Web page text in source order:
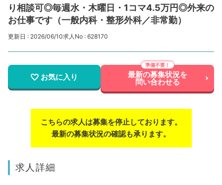
り相談可◎毎週水・木曜日・1コマ4.5万円◎外来の
お仕事です（一般内科・整形外科／非常勤）
更新日 : 2026/06/10求人No : 628170
お気に入り 最新の募集状況を
問い合わせる
こちらの求人は募集を停止しております。
最新の募集状況の確認も承ります。
求人詳細